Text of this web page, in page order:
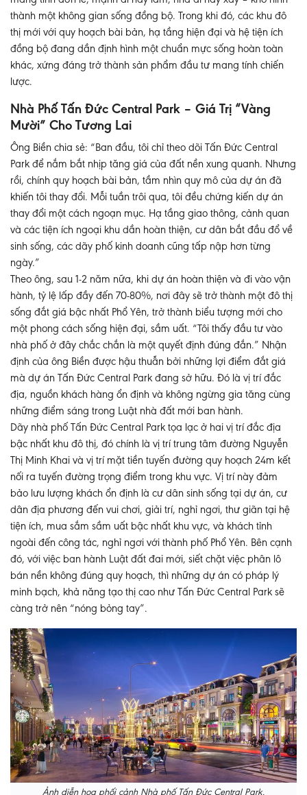
thành một không gian sống đồng bộ. Trong khi đó, các khu đô
thị mới với quy hoạch bài bản, hạ tầng hiện đại và hệ tiện ích
đồng bộ đang dần định hình một chuẩn mực sống hoàn toàn
khác, xứng đáng trở thành sản phẩm đầu tư mang tính chiến
lược.
Nhà Phố Tấn Đức Central Park – Giá Trị “Vàng
Mười” Cho Tương Lai
Ông Biền chia sẻ: “Ban đầu, tôi chỉ theo dõi Tấn Đức Central
Park để nắm bắt nhịp tăng giá của đất nền xung quanh. Nhưng
rồi, chính quy hoạch bài bản, tầm nhìn quy mô của dự án đã
khiến tôi thay đổi. Mỗi tuần trôi qua, tôi đều chứng kiến dự án
thay đổi một cách ngoạn mục. Hạ tầng giao thông, cảnh quan
và các tiện ích ngoại khu dần hoàn thiện, cư dân bắt đầu đổ về
sinh sống, các dãy phố kinh doanh cũng tấp nập hơn từng
ngày.”
Theo ông, sau 1-2 năm nữa, khi dự án hoàn thiện và đi vào vận
hành, tỷ lệ lấp đầy đến 70-80%, nơi đây sẽ trở thành một đô thị
sống đắt giá bậc nhất Phổ Yên, trở thành biểu tượng mới cho
một phong cách sống hiện đại, sầm uất. “Tôi thấy đầu tư vào
nhà phố ở đây chắc chắn là một quyết định đúng đắn.” Nhận
định của ông Biền được hậu thuẫn bởi những lợi điểm đắt giá
mà dự án Tấn Đức Central Park đang sở hữu. Đó là vị trí đắc
địa, nguồn khách hàng ổn định và không ngừng gia tăng cùng
những điểm sáng trong Luật nhà đất mới ban hành.
Dãy nhà phố Tấn Đức Central Park tọa lạc ở hai vị trí đắc địa
bậc nhất khu đô thị, đó chính là vị trí trung tâm đường Nguyễn
Thị Minh Khai và vị trí mặt tiền tuyến đường quy hoạch 24m kết
nối ra tuyến đường trọng điểm trong khu vực. Vị trí này đảm
bảo lưu lượng khách ổn định là cư dân sinh sống tại dự án, cư
dân địa phương đến vui chơi, giải trí, nghỉ ngơi, thư giãn tại hệ
tiện ích, mua sắm sầm uất bậc nhất khu vực, và khách tỉnh
ngoài đến công tác, nghỉ ngơi với thành phố Phổ Yên. Bên cạnh
đó, với việc ban hành Luật đất đai mới, siết chặt việc phân lô
bán nền không đúng quy hoạch, thì những dự án có pháp lý
minh bạch, khả năng tạo thị cao như Tấn Đức Central Park sẽ
càng trở nên “nóng bỏng tay”.